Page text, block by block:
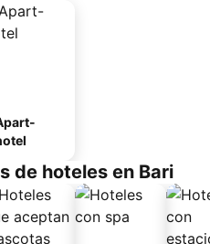
de hoteles en Bari